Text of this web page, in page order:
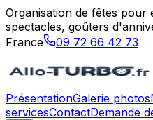
Organisation de fêtes
spectacles, goûters
France
09 72 66 42 73
PrésentationGalerie photos
servicesContactDemande